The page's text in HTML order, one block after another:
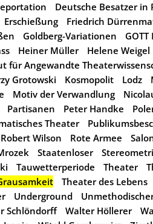
Deutsche Besatzer in
Erschießung
Friedrich
Goldberg-Variationen
GOTT
Heiner Müller Helene Weigel
für Angewandte
Grotowski Kosmopolit Lodz
Motiv der Verwandlung
Partisanen Peter Handke
Theater
Robert Wilson Rote Armee
Staatenloser
Tauwetterperiode Theater
Theater des Lebens
Underground
Schlöndorff Walter Höllerer